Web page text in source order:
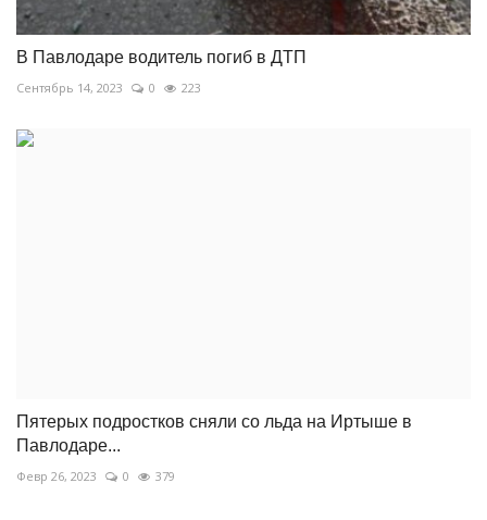
В Павлодаре водитель погиб в ДТП
Сентябрь 14, 2023 0 223
Пятерых подростков сняли со льда на Иртыше в
Павлодаре...
Февр 26, 2023 0 379